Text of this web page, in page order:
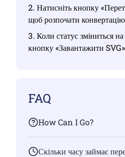
2. Натисніть кнопку
щоб розпочати
3. Коли статус зміниться
кнопку «Завантажити SVG»
FAQ
How Can I Go?
Скільки часу займає